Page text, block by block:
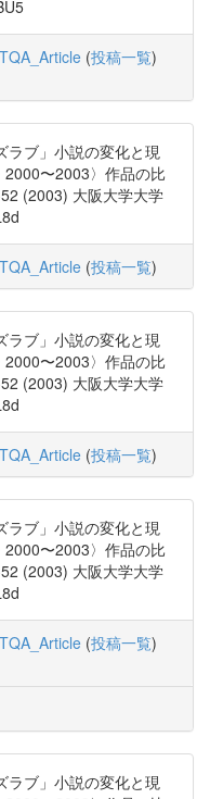
(投稿一覧)
ラブ」小説の変化と現
〜2003〉作品の比
(2003) 大阪大学大学
(投稿一覧)
ラブ」小説の変化と現
〜2003〉作品の比
(2003) 大阪大学大学
(投稿一覧)
ラブ」小説の変化と現
〜2003〉作品の比
(2003) 大阪大学大学
(投稿一覧)
ラブ」小説の変化と現